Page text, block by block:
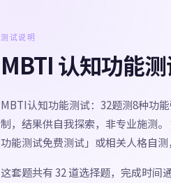
测试说明
MBTI 认知功能测
MBTI认知功能测试：32题测8种功
制，结果供自我探索，非专业施测
功能测试免费测试」或相关人格自
这套题共有 32 道选择题，完成时间